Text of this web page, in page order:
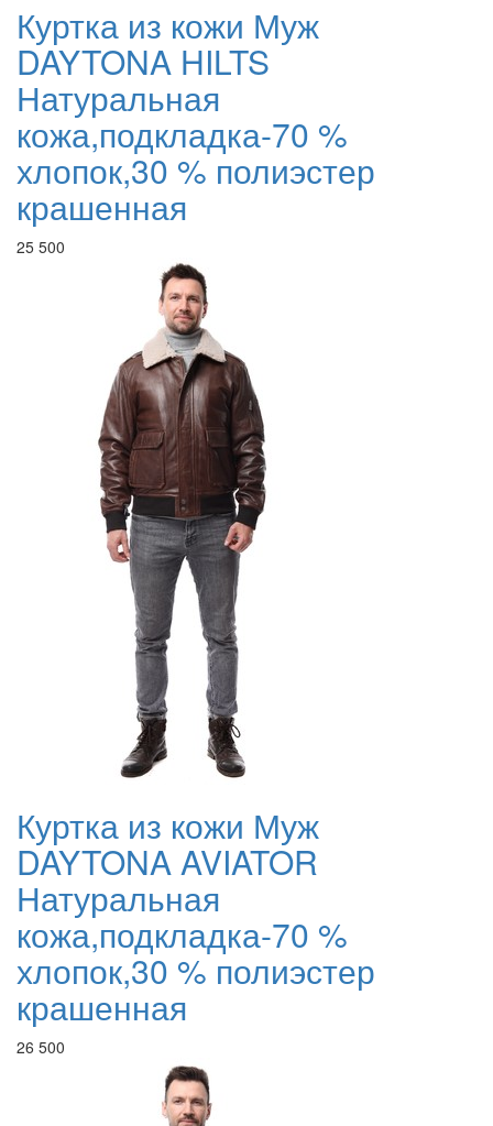
Куртка из кожи Муж
DAYTONA HILTS
Натуральная
кожа,подкладка-70 %
хлопок,30 % полиэстер
крашенная
25 500
Куртка из кожи Муж
DAYTONA AVIATOR
Натуральная
кожа,подкладка-70 %
хлопок,30 % полиэстер
крашенная
26 500